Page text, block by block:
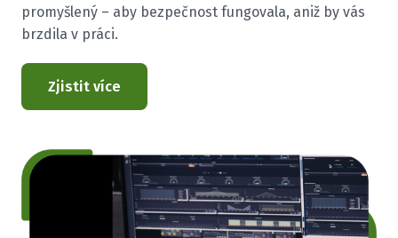
promyšlený – aby bezpečnost fungovala, aniž by vás
brzdila v práci.
Zjistit více